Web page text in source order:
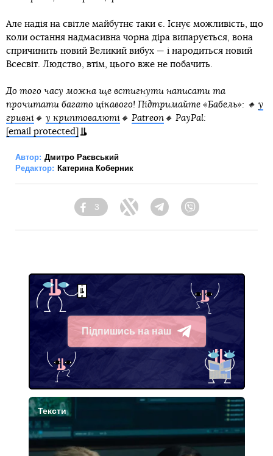
Але надія на світле майбутнє таки є. Існує можливість, що
коли остання надмасивна чорна діра випарується, вона
спричинить новий Великий вибух — і народиться новий
Всесвіт. Людство, втім, цього вже не побачить.
До того часу можна ще встигнути написати та
прочитати багато цікавого! Підтримайте «Бабель»: 🔸 у
гривні 🔸 у криптовалюті 🔸 Patreon 🔸 PayPal:
[email protected]
Автор: Дмитро Раєвський
Редактор: Катерина Коберник
Facebook
3
Twitter Telegram
Підпишись на наш
Telegram
Тексти